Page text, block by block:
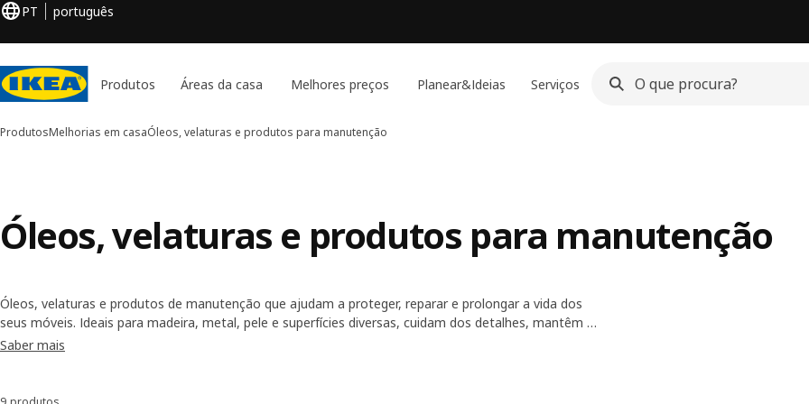
PT português
Produtos Áreas da casa Melhores preços Planear&Ideias Serviços
ProdutosMelhorias em casaÓleos, velaturas e produtos para manutenção
Óleos, velaturas e produtos para manutenção
Óleos, velaturas e produtos de manutenção que ajudam a proteger, reparar e prolongar a vida dos
seus móveis. Ideais para madeira, metal, pele e superfícies diversas, cuidam dos detalhes, mantêm a
beleza natural e garantem um aspeto renovado por mais tempo.
Saber mais